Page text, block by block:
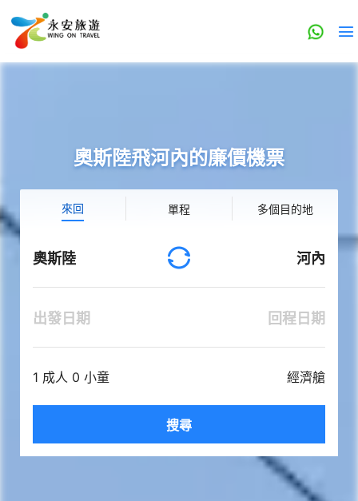
奧斯陸飛河內的廉價機票
來回 單程 多個目的地
奧斯陸 河內
出發日期 回程日期
1 成人 0 小童 經濟艙
搜尋